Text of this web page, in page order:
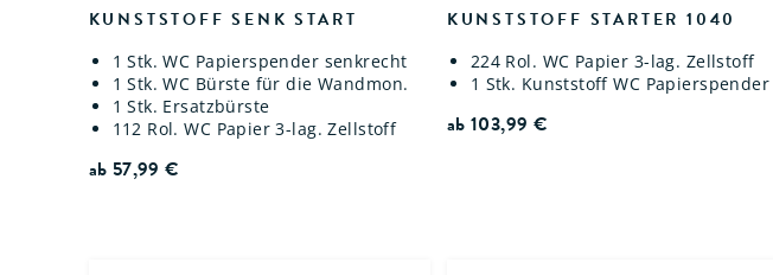
KUNSTSTOFF SENK START
1 Stk. WC Papierspender senkrecht
1 Stk. WC Bürste für die Wandmon.
1 Stk. Ersatzbürste
112 Rol. WC Papier 3-lag. Zellstoff
ab 57,99€
KUNSTSTOFF STARTER 1040
224 Rol. WC Papier 3-lag. Zellstoff
1 Stk. Kunststoff WC Papierspender
ab103,99 €